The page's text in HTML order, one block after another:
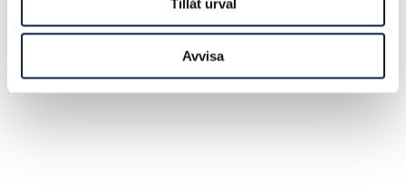
Tillåt urval
Avvisa